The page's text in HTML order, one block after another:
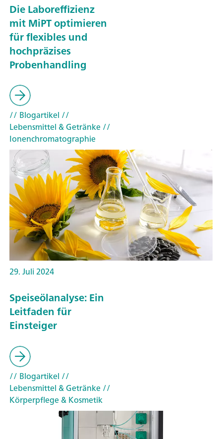
Die Laboreffizienz
mit MiPT optimieren
für flexibles und
hochpräzises
Probenhandling
// Blogartikel //
Lebensmittel & Getränke//
Ionenchromatographie
29. Juli 2024
Speiseölanalyse: Ein
Leitfaden für
Einsteiger
// Blogartikel //
Lebensmittel & Getränke//
Körperpflege & Kosmetik